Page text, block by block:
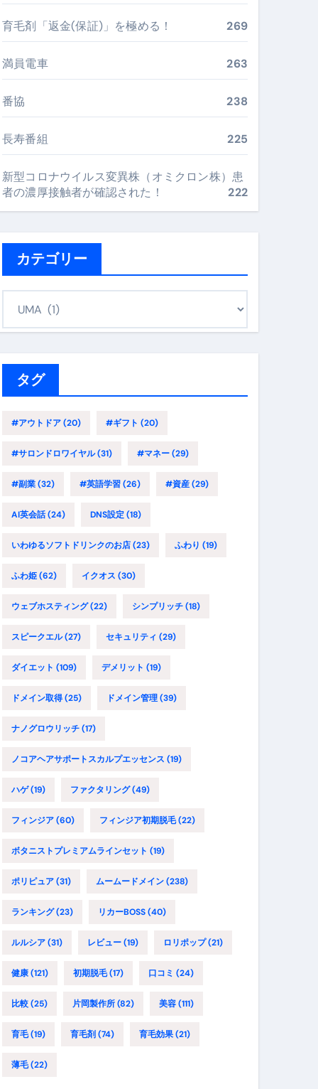
すすめ・選び方・洗い方・Q&Aまで
たの寝室に最適解を出す快眠ガイド
足腰と体幹”を育てる選び方＆続け方ガイド
値で実現する究極の旅術
全ガイドブック
クリスト（高齢者にも）
育毛剤「返金(保証)」を極める！ 269
満員電車 263
番協 238
長寿番組 225
新型コロナウイルス変異株（オミクロン株）患
者の濃厚接触者が確認された！
222
カテゴリー
タグ
#アウトドア(20) #ギフト (20)
#サロンドロワイヤル(31) #マネー(29)
#副業(32) #英語学習(26) #資産(29)
AI英会話(24) DNS設定(18)
いわゆるソフトドリンクのお店(23) ふわり (19)
ふわ姫(62) イクオス (30)
ウェブホスティング(22) シンプリッチ(18)
スピークエル(27) セキュリティ (29)
ダイエット (109) デメリット (19)
ドメイン取得(25) ドメイン管理(39)
ナノグロウリッチ(17)
ノコアヘアサポートスカルプエッセンス (19)
ハゲ(19) ファクタリング(49)
フィンジア(60) フィンジア初期脱毛(22)
ボタニストプレミアムラインセット (19)
ポリピュア(31) ムームードメイン(238)
ランキング(23) リカーBOSS(40)
ルルシア(31) レビュー(19) ロリポップ(21)
健康(121) 初期脱毛(17) 口コミ (24)
比較(25) 片岡製作所(82) 美容(111)
育毛(19) 育毛剤 (74) 育毛効果(21)
薄毛(22)